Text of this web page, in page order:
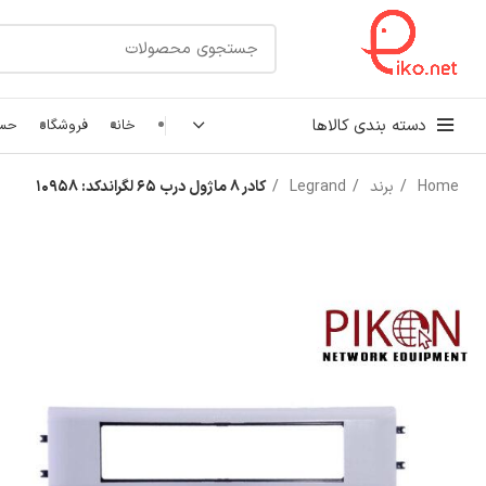
دسته بندی کالاها
کابل شبکه
خانه فروشگاه
Home برند Legrand کادر ۸ ماژول درب ۶۵ لگراندکد: ۱۰۹۵۸